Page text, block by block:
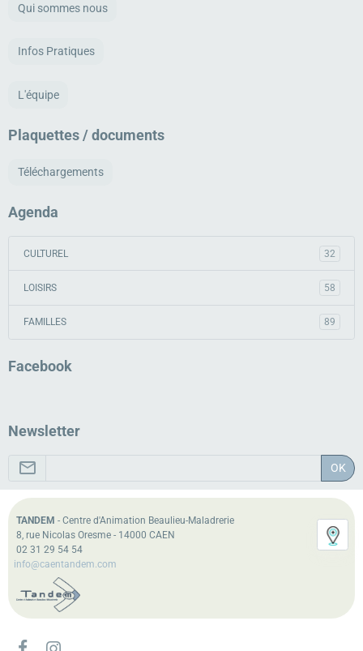
Qui sommes nous
Infos Pratiques
L'équipe
Plaquettes / documents
Téléchargements
Agenda
CULTUREL 32
LOISIRS 58
FAMILLES 89
Facebook
Newsletter
OK
TANDEM - Centre d'Animation Beaulieu-Maladrerie
8, rue Nicolas Oresme - 14000 CAEN
02 31 29 54 54
info@caentandem.com